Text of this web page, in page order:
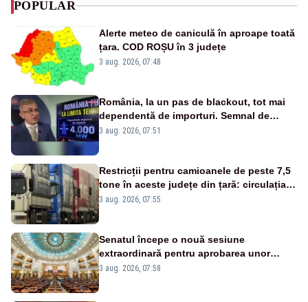
POPULAR
Alerte meteo de caniculă în aproape toată
țara. COD ROȘU în 3 județe
3 aug. 2026, 07:48
România, la un pas de blackout, tot mai
dependentă de importuri. Semnal de
alarmă tras de un expert în energie
3 aug. 2026, 07:51
Restricții pentru camioanele de peste 7,5
tone în aceste județe din țară: circulația
este interzisă luni, între orele 12:00 și
3 aug. 2026, 07:55
Senatul începe o nouă sesiune
extraordinară pentru aprobarea unor
jaloane din PNRR
3 aug. 2026, 07:58